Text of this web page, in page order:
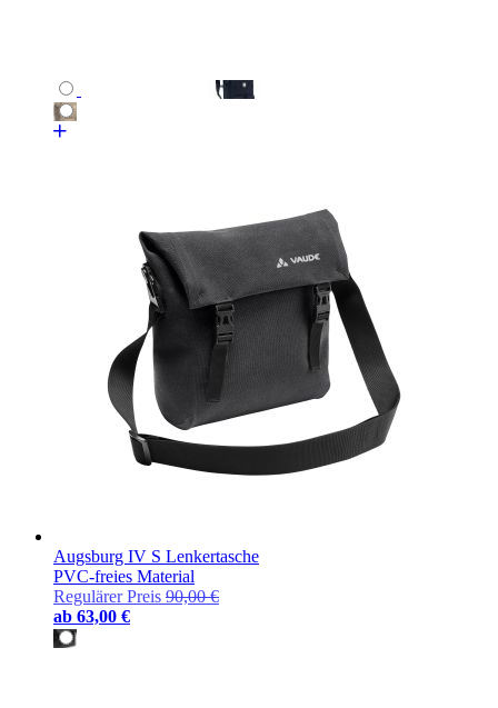
Augsburg IV S Lenkertasche
PVC-freies Material
Regulärer Preis 90,00 €
ab 63,00 €